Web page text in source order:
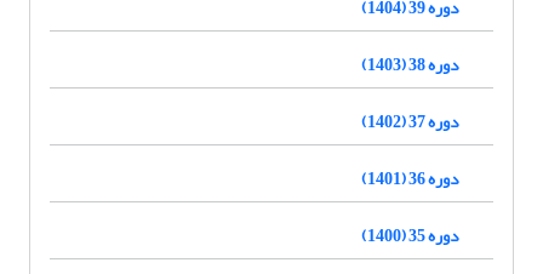
دوره 39 (1404)
دوره 38 (1403)
دوره 37 (1402)
دوره 36 (1401)
دوره 35 (1400)